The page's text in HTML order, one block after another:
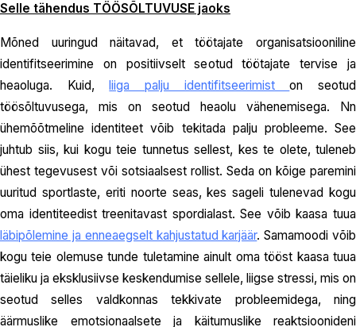
Selle tähendus TÖÖSÕLTUVUSE jaoks
Mõned uuringud näitavad, et töötajate organisatsiooniline
identifitseerimine on positiivselt seotud töötajate tervise ja
heaoluga. Kuid,liiga palju identifitseerimiston seotud
töösõltuvusega, mis on seotud heaolu vähenemisega. Nn
ühemõõtmeline identiteet võib tekitada palju probleeme. See
juhtub siis, kui kogu teie tunnetus sellest, kes te olete, tuleneb
ühest tegevusest või sotsiaalsest rollist. Seda on kõige paremini
uuritud sportlaste, eriti noorte seas, kes sageli tulenevad kogu
oma identiteedist treenitavast spordialast. See võib kaasa tuua
läbipõlemine ja enneaegselt kahjustatud karjäär. Samamoodi võib
kogu teie olemuse tunde tuletamine ainult oma tööst kaasa tuua
täieliku ja eksklusiivse keskendumise sellele, liigse stressi, mis on
seotud selles valdkonnas tekkivate probleemidega, ning
äärmuslike emotsionaalsete ja käitumuslike reaktsioonideni